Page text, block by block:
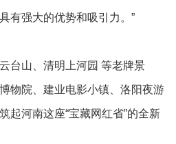
有强大的优势和吸引力。”
台山、清明上河园 等老牌景
物院、建业电影小镇、洛阳夜游
起河南这座“宝藏网红省”的全新